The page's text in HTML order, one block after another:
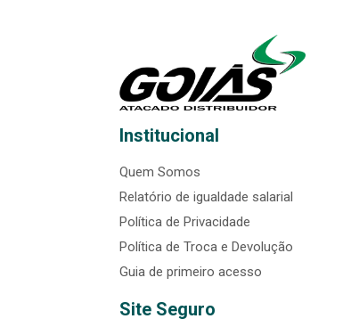
Institucional
Quem Somos
Relatório de igualdade salarial
Política de Privacidade
Política de Troca e Devolução
Guia de primeiro acesso
Site Seguro